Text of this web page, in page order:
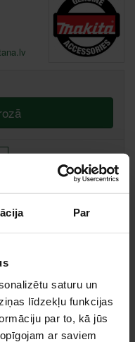
Par
saturu un
līdzekļu funkcijas
par to, kā jūs
ar saviem
)
35